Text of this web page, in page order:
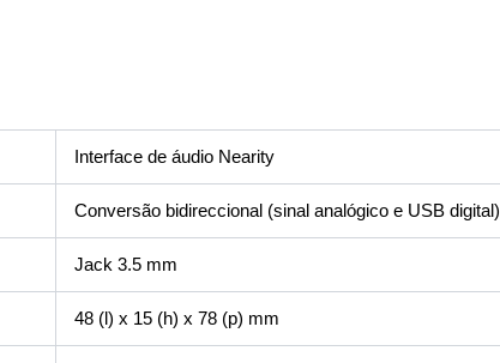
Interface de áudio Nearity
Conversão bidireccional (sinal analógico e USB digital)
Jack 3.5 mm
48 (l) x 15 (h) x 78 (p) mm